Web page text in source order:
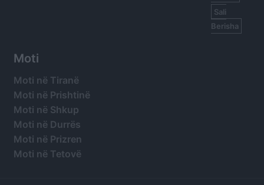
Sali
Berisha
Moti
Moti në Tiranë
Moti në Prishtinë
Moti në Shkup
Moti në Durrës
Moti në Prizren
Moti në Tetovë